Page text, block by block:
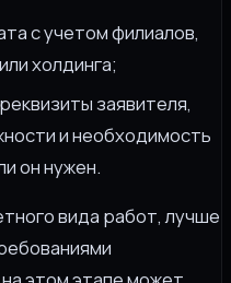
с учетом филиалов,
холдинга;
заявителя,
и необходимость
он нужен.
вида работ, лучше